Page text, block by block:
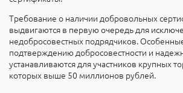
Требование о наличии добровольных
выдвигаются в первую очередь для
недобросовестных подрядчиков.
подтверждению добросовестности и
устанавливаются для участников крупных
которых выше 50 миллионов рублей.